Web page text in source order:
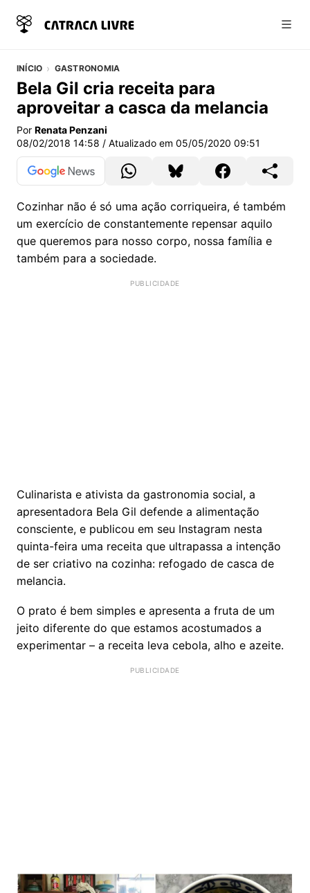
INÍCIO GASTRONOMIA
Bela Gil cria receita para
aproveitar a casca da melancia
Por Renata Penzani
08/02/2018 14:58 / Atualizado em 05/05/2020 09:51
Cozinhar não é só uma ação corriqueira, é também
um exercício de constantemente repensar aquilo
que queremos para nosso corpo, nossa família e
também para a sociedade.
Culinarista e ativista da gastronomia social, a
apresentadora Bela Gil defende a alimentação
consciente, e publicou em seu Instagram nesta
quinta-feira uma receita que ultrapassa a intenção
de ser criativo na cozinha: refogado de casca de
melancia.
O prato é bem simples e apresenta a fruta de um
jeito diferente do que estamos acostumados a
experimentar – a receita leva cebola, alho e azeite.